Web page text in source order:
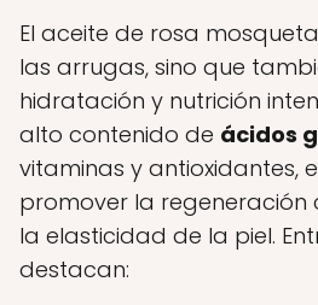
El aceite de rosa
las arrugas, sino que
hidratación y nutrición
alto contenido de ácidos
vitaminas y antioxidantes,
promover la regeneración
la elasticidad de la piel.
destacan: